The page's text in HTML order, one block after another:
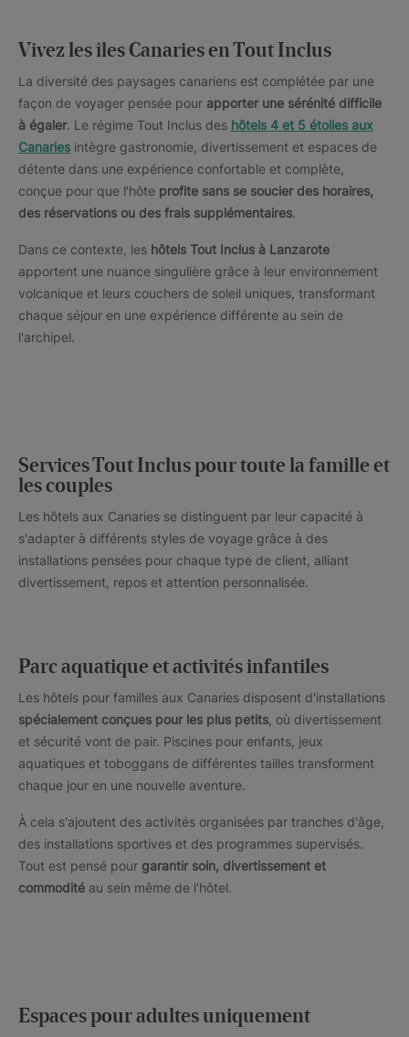
Vivez les îles Canaries en Tout Inclus
La diversité des paysages canariens est complétée par une
façon de voyager pensée pour apporter une sérénité difficile
à égaler. Le régime Tout Inclus des hôtels 4 et 5 étoiles aux
Canaries intègre gastronomie, divertissement et espaces de
détente dans une expérience confortable et complète,
conçue pour que l'hôte profite sans se soucier des horaires,
des réservations ou des frais supplémentaires.
Dans ce contexte, les hôtels Tout Inclus à Lanzarote
apportent une nuance singulière grâce à leur environnement
volcanique et leurs couchers de soleil uniques, transformant
chaque séjour en une expérience différente au sein de
l'archipel.
Services Tout Inclus pour toute la famille et
les couples
Les hôtels aux Canaries se distinguent par leur capacité à
s'adapter à différents styles de voyage grâce à des
installations pensées pour chaque type de client, alliant
divertissement, repos et attention personnalisée.
Parc aquatique et activités infantiles
Les hôtels pour familles aux Canaries disposent d'installations
spécialement conçues pour les plus petits , où divertissement
et sécurité vont de pair. Piscines pour enfants, jeux
aquatiques et toboggans de différentes tailles transforment
chaque jour en une nouvelle aventure.
À cela s'ajoutent des activités organisées par tranches d'âge,
des installations sportives et des programmes supervisés.
Tout est pensé pour garantir soin, divertissement et
commodité au sein même de l'hôtel.
Espaces pour adultes uniquement